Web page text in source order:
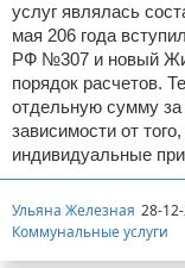
услуг являлась
мая 206 года
РФ №307 и новый
порядок расчетов.
отдельную сумму
зависимости от
индивидуальные
Ульяна Железная 28-
Коммунальные услуги